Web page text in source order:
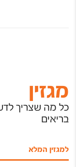
מגזין
כל מה שצריך
בריאים
למגזין המלא